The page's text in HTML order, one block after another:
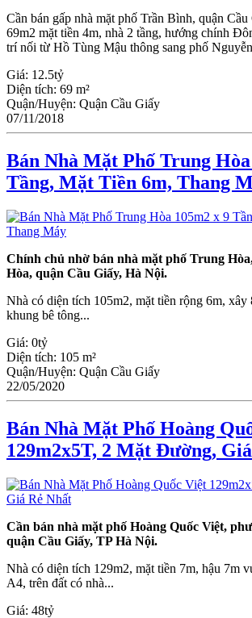
Cần bán gấp nhà mặt phố Trần Bình, quận
69m2 mặt tiền 4m, nhà 2 tầng, hướng chính
trí nối từ Hồ Tùng Mậu thông sang phố
Giá: 12.5tỷ
Diện tích: 69 m²
Quận/Huyện: Quận Cầu Giấy
07/11/2018
Bán Nhà Mặt Phố Trung
Tầng, Mặt Tiền 6m, Thang
Chính chủ nhờ bán nhà mặt phố Trung
Hòa, quận Cầu Giấy, Hà Nội.
Nhà có diện tích 105m2, mặt tiền rộng 6m, xây
khung bê tông...
Giá: 0tỷ
Diện tích: 105 m²
Quận/Huyện: Quận Cầu Giấy
22/05/2020
Bán Nhà Mặt Phố Hoàng
129m2x5T, 2 Mặt Đường,
Cần bán nhà mặt phố Hoàng Quốc Việt,
quận Cầu Giấy, TP Hà Nội.
Nhà có diện tích 129m2, mặt tiền 7m, hậu 7m
A4, trên đất có nhà...
Giá: 48tỷ